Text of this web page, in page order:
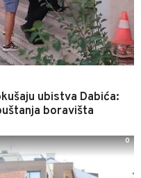
ubistva Dabića:
boravišta
0